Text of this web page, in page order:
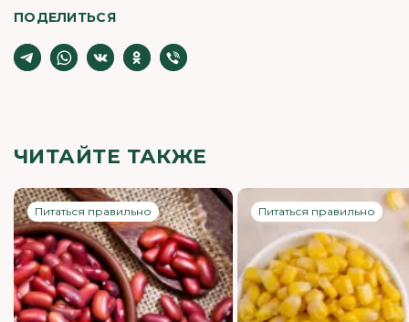
ПОДЕЛИТЬСЯ
ЧИТАЙТЕ ТАКЖЕ
Питаться правильно Питаться правильно